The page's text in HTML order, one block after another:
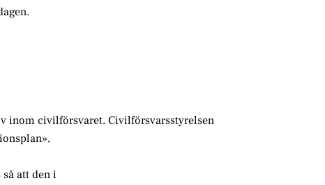
inom civilförsvaret. Civilförsvarsstyrelsen
att den i